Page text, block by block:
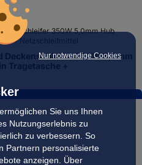
Nur notwendige Cookies
Sie uns Ihnen
Nutzungserlebnis zu
zu verbessern. So
Partnern personalisierte
anzeigen. Über
Deckenschleifer 350W 5,0mm
Tragetasche +